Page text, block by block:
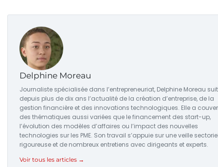
Delphine Moreau
Journaliste spécialisée dans l’entrepreneuriat, Delphine Moreau suit
depuis plus de dix ans l’actualité de la création d’entreprise, de la
gestion financière et des innovations technologiques. Elle a
des thématiques aussi variées que le financement des start-up,
l’évolution des modèles d’affaires ou l’impact des nouvelles
technologies sur les PME. Son travail s’appuie sur une veille
rigoureuse et de nombreux entretiens avec dirigeants et experts.
Voir tous les articles →